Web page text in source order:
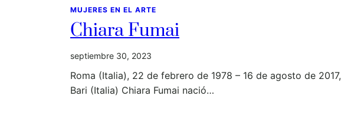
MUJERES EN EL ARTE
Chiara Fumai
septiembre 30, 2023
Roma (Italia), 22 de febrero de 1978 – 16 de agosto de 2017,
Bari (Italia) Chiara Fumai nació…